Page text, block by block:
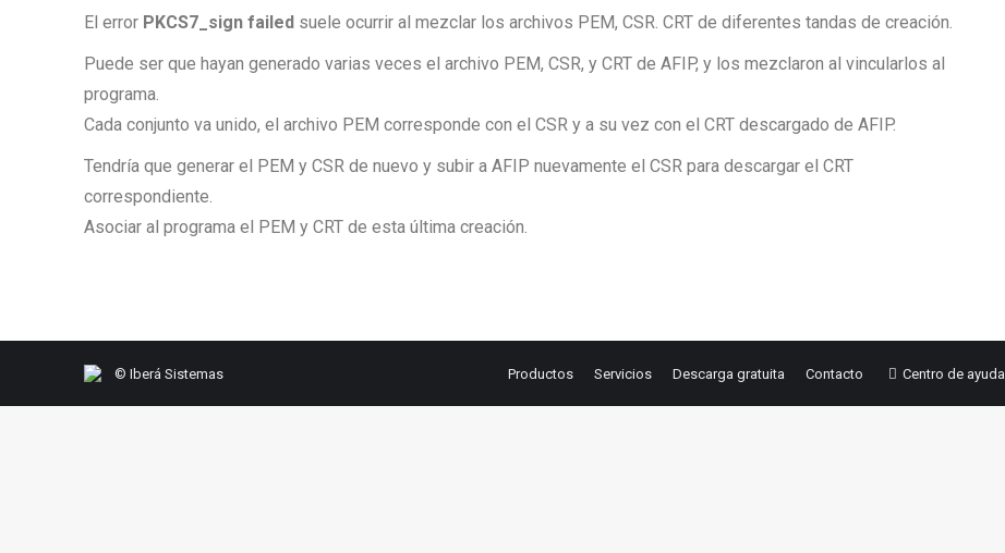
El error PKCS7_sign failed suele ocurrir al mezclar los archivos PEM, CSR. CRT de diferentes tandas de creación.
Puede ser que hayan generado varias veces el archivo PEM, CSR, y CRT de AFIP, y los mezclaron al vincularlos al
programa.
Cada conjunto va unido, el archivo PEM corresponde con el CSR y a su vez con el CRT descargado de AFIP.
Tendría que generar el PEM y CSR de nuevo y subir a AFIP nuevamente el CSR para descargar el CRT
correspondiente.
Asociar al programa el PEM y CRT de esta última creación.
© Iberá Sistemas Productos Servicios Descarga gratuita Contacto Centro de ayuda